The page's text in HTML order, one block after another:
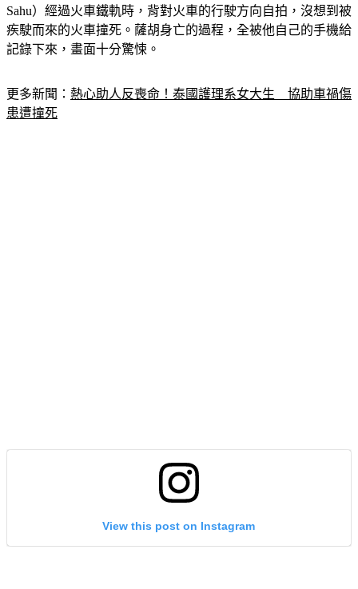
印度日前發生一起死亡意外，一名 15 歲少年薩胡（Vishwajeet
Sahu）經過火車鐵軌時，背對火車的行駛方向自拍，沒想到被
疾駛而來的火車撞死。薩胡身亡的過程，全被他自己的手機給
更多新聞：
View this post on Instagram